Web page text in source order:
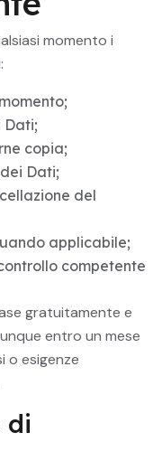
momento i
Dati;
copia;
Dati;
del
applicabile;
competente
gratuitamente e
entro un mese
o esigenze
di